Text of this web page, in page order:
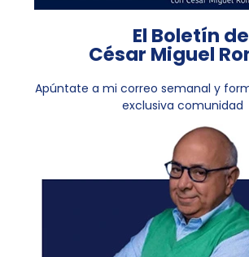
El Boletín de
César Miguel
Apúntate a mi correo semanal y
exclusiva comunidad